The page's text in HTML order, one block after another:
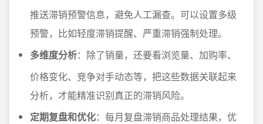
推送滞销预警信息，避免人工漏查。可以设置多级
预警，比如轻度滞销提醒、严重滞销强制处理。
多维度分析：除了销量，还要看浏览量、加购率、
价格变化、竞争对手动态等，把这些数据关联起来
分析，才能精准识别真正的滞销风险。
定期复盘和优化：每月复盘滞销商品处理结果，优